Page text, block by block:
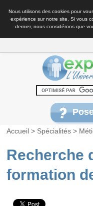
Nous utilisons des cookies pour
expérience sur notre site. Si vous
dernier, nous considérons que
Accueil > Spécialités >
Recherche
formation